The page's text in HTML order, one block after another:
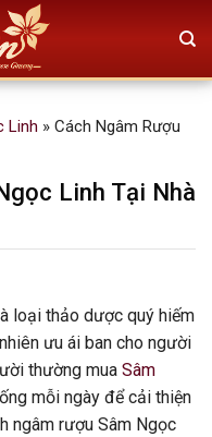
Linh » Cách Ngâm Rượu
Linh Tại Nhà
loại thảo dược quý hiếm
ưu ái ban cho người
thường mua Sâm
mỗi ngày để cải thiện
ngâm rượu Sâm Ngọc